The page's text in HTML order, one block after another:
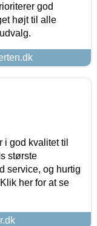
god
højt til alle
i god kvalitet til
største
service, og hurtig
her for at se